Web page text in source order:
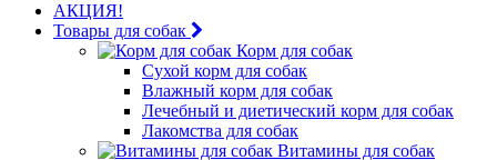
АКЦИЯ!
Товары для собак
Корм для собак
Сухой корм для собак
Влажный корм для собак
Лечебный и диетический корм для собак
Лакомства для собак
Витамины для собак